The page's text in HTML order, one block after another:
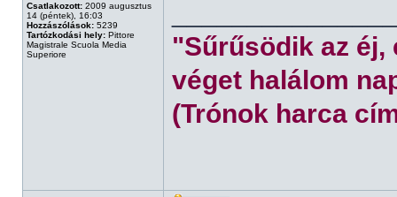
Csatlakozott: 2009 augusztus
14 (péntek), 16:03
Hozzászólások: 5239
Tartózkodási hely: Pittore
Magistrale Scuola Media
Superiore
"Sűrűsödik az éj,
véget halálom
(Trónok harca